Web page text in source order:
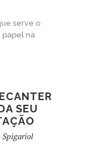
serve o
papel na
SEU
Spigariol